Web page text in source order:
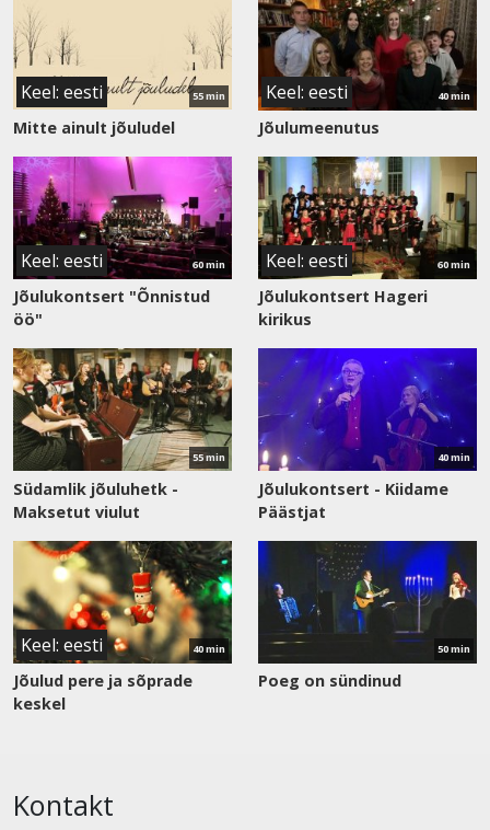
saadet
55 min
Keel: eesti
Mitte ainult jõuludel
saadet
40 min
Keel: eesti
Jõulumeenutus
Vaata
saadet
60 min
Keel: eesti
Jõulukontsert "Õnnistud
öö"
Vaata
saadet
60 min
Keel: eesti
Jõulukontsert Hageri
kirikus
Vaata
saadet
55 min
Südamlik jõuluhetk -
Maksetut viulut
Vaata
saadet
40 min
Jõulukontsert - Kiidame
Päästjat
Vaata
saadet
40 min
Keel: eesti
Jõulud pere ja sõprade
keskel
Vaata
saadet
50 min
Poeg on sündinud
Kontakt